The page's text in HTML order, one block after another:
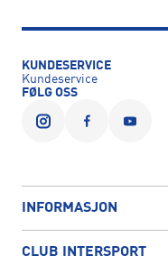
KUNDESERVICE
Kundeservice
FØLG OSS
INFORMASJON
CLUB INTERSPORT